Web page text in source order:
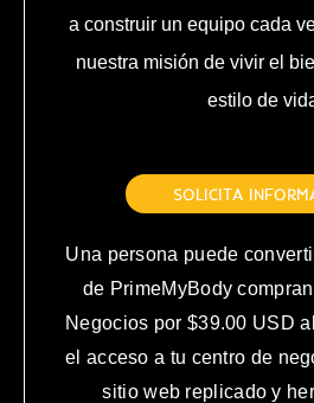
a construir un equipo cada
nuestra misión de vivir el
estilo de
SOLICITA
Una persona puede
de PrimeMyBody
Negocios por $39.00 USD
el acceso a tu centro de
sitio web replicado y